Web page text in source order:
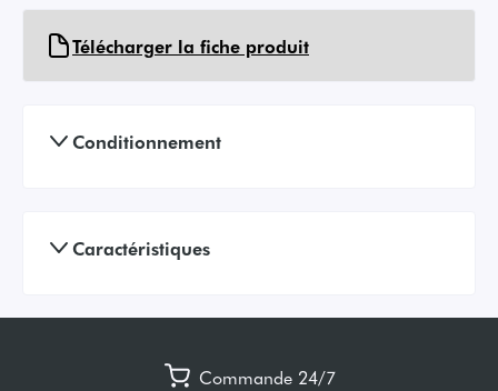
Télécharger la fiche produit
Conditionnement
Caractéristiques
Commande 24/7